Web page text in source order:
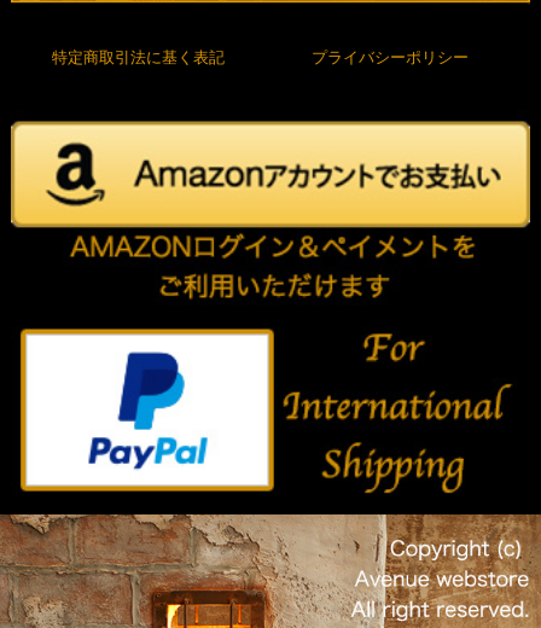
特定商取引法に基く表記 プライバシーポリシー